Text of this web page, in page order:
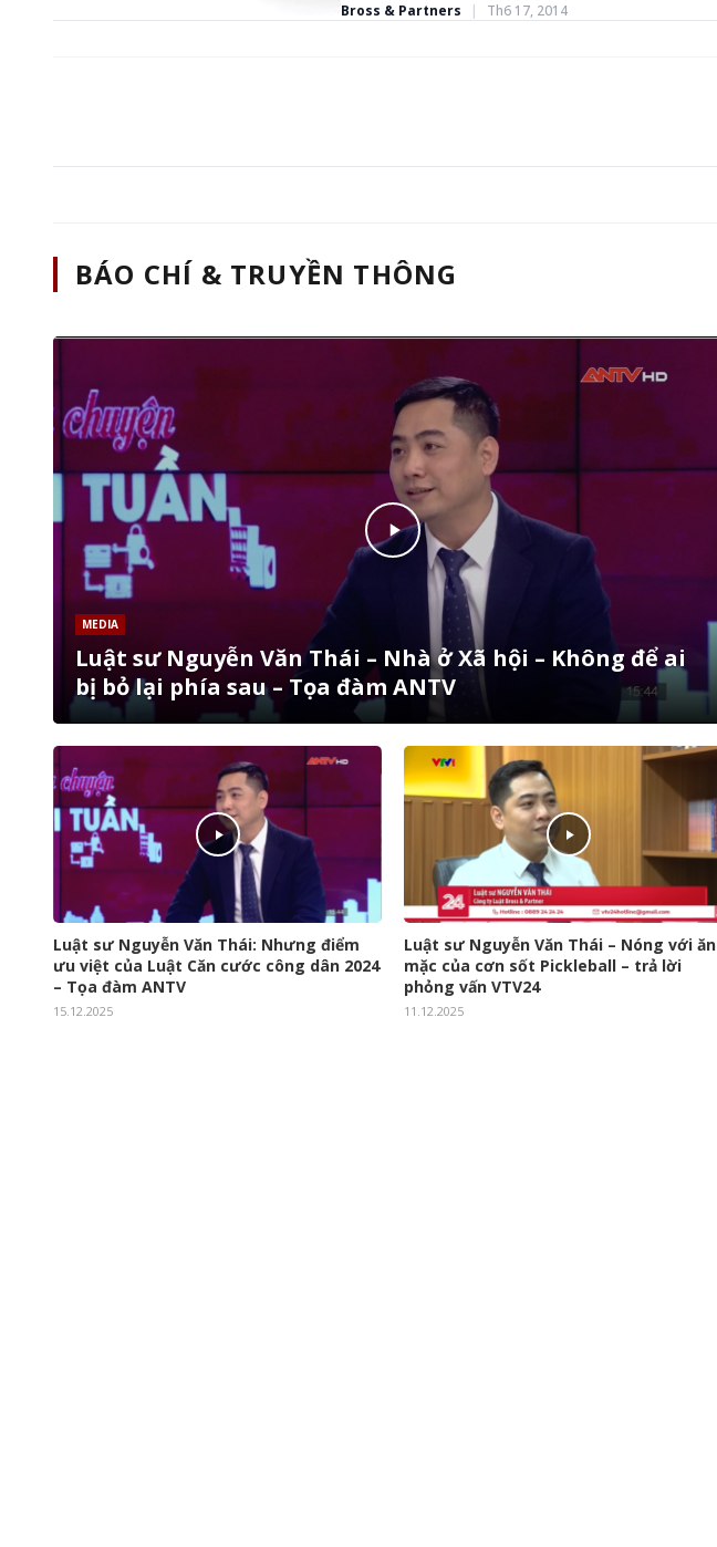
Bross & Partners | Th6 17, 2014
BÁO CHÍ & TRUYỀN THÔNG
MEDIA
Luật sư Nguyễn Văn Thái – Nhà ở Xã hội – Không để ai
bị bỏ lại phía sau – Tọa đàm ANTV
Luật sư Nguyễn Văn Thái: Nhưng điểm
ưu việt của Luật Căn cước công dân 2024
– Tọa đàm ANTV
15.12.2025
Luật sư Nguyễn Văn Thái – Nóng với ăn
mặc của cơn sốt Pickleball – trả lời
phỏng vấn VTV24
11.12.2025